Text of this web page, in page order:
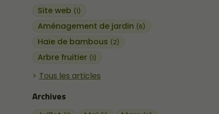
Site web (1)
Aménagement de jardin (6)
Haie de bambous (2)
Arbre fruitier (1)
Tous les articles
Archives